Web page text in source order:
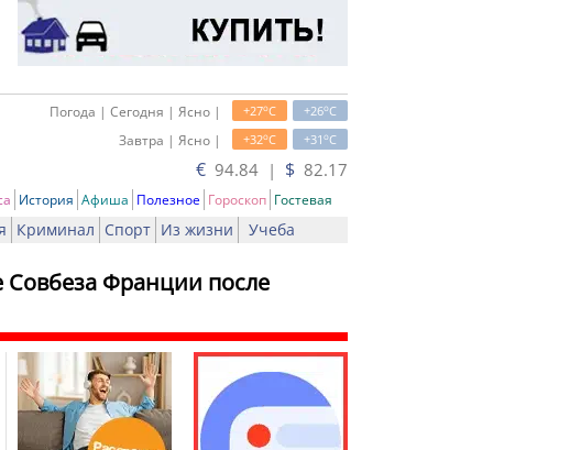
+26oC
+27oC
Погода | Сегодня | Ясно |
+31oC
+32oC
Завтра | Ясно |
€ 94.84 | $ 82.17
История Афиша Полезное Гороскоп Гостевая
Криминал Спорт Из жизни Учеба
Совбеза Франции после
Печать